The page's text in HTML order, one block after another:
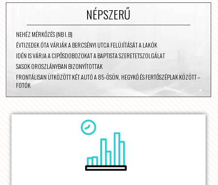
NÉPSZERŰ
NEHÉZ MÉRKŐZÉS (NB I. B)
ÉVTIZEDEK ÓTA VÁRJÁK A BERCSÉNYI UTCA FELÚJÍTÁSÁT A LAKÓK
IDÉN IS VÁRJA A CIPŐSDOBOZOKAT A BAPTISTA SZERETETSZOLGÁLAT
SASOK OROSZLÁNYBAN BIZONYÍTOTTAK
FRONTÁLISAN ÜTKÖZÖTT KÉT AUTÓ A 85-ÖSÖN, HEGYKŐ ÉS FERTŐSZÉPLAK KÖZÖTT –
FOTÓK